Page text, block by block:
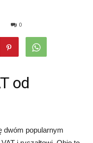
0
od
dwóm popularnym